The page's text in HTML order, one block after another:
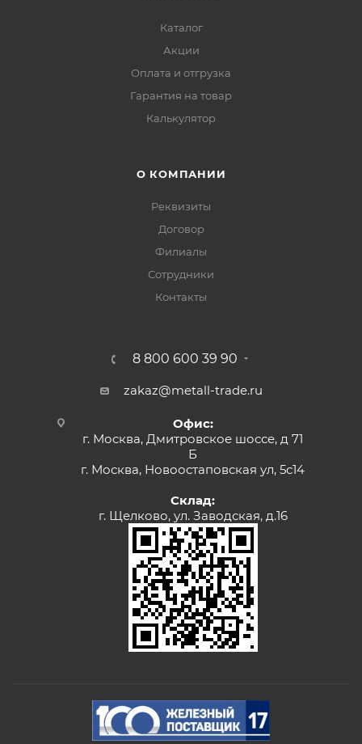
Каталог
Акции
Оплата и отгрузка
Гарантия на товар
Калькулятор
О КОМПАНИИ
Реквизиты
Договор
Филиалы
Сотрудники
Контакты
8 800 600 39 90
zakaz@metall-trade.ru
Офис:
г. Москва, Дмитровское шоссе, д 71
Б
г. Москва, Новоостаповская ул, 5с14
Склад:
г. Щелково, ул. Заводская, д.16